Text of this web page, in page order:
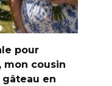
pour
mon cousin
en